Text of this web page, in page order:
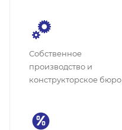
Собственное
производство и
конструкторское бюро